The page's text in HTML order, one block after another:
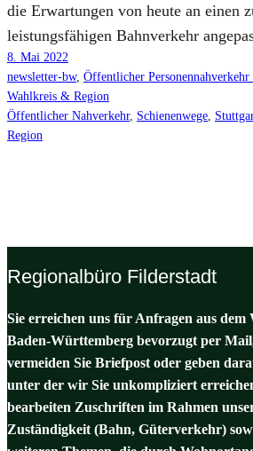
die Erwar­tun­gen von heu­te an einen
leis­tungs­fä­hi­gen Bahn­ver­kehr
8. Mai 2022
newsletter-bw, Öffentlicher
Wahlkreis & Region
Öffentlicher Nahverkehr, Schienenwege
Region
Regionalbüro Filderstadt
Sie erreichen uns für Anfragen aus dem
Baden-Württemberg bevorzugt per
vermeiden Sie Briefpost oder geben
unter der wir Sie unkompliziert
bearbeiten Zuschriften im Rahmen
Zuständigkeit (Bahn, Güterverkehr)